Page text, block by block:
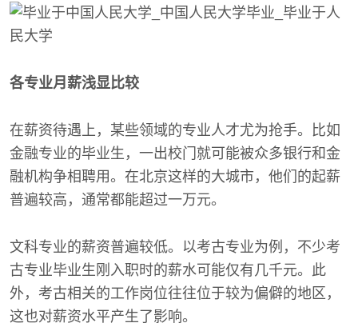
各专业月薪浅显比较
在薪资待遇上，某些领域的专业人才尤为抢手。比如
金融专业的毕业生，一出校门就可能被众多银行和金
融机构争相聘用。在北京这样的大城市，他们的起薪
普遍较高，通常都能超过一万元。
文科专业的薪资普遍较低。以考古专业为例，不少考
古专业毕业生刚入职时的薪水可能仅有几千元。此
外，考古相关的工作岗位往往位于较为偏僻的地区，
这也对薪资水平产生了影响。